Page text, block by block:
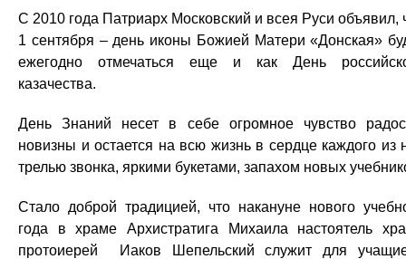
С 2010 года Патриарх Московский и всея Руси объявил,
1 сентября – день иконы Божией Матери «Донская»
ежегодно отмечаться еще и как День
казачества.
День Знаний несет в себе огромное чувство
новизны и остается на всю жизнь в сердце каждого из
трелью звонка, яркими букетами, запахом новых
Стало доброй традицией, что накануне нового
года в храме Архистратига Михаила настоятель
протоиерей Иаков Шепельский служит для